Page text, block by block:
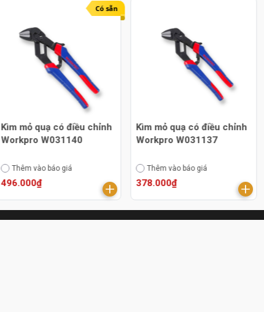
Có sẵn
Kìm mỏ quạ có điều chỉnh
Workpro W031140
Thêm vào báo giá
496.000₫
Kìm mỏ quạ có điều chỉnh
Workpro W031137
Thêm vào báo giá
378.000₫